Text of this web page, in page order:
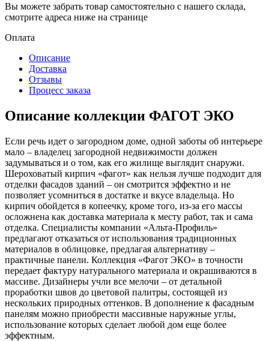
Вы можете забрать товар самостоятельно с нашего склада,
смотрите адреса ниже на странице
Оплата
Описание
Доставка
Отзывы
Процесс заказа
Описание коллекции ФАГОТ ЭКО
Если речь идет о загородном доме, одной заботы об интерьере
мало – владелец загородной недвижимости должен
задумываться и о том, как его жилище выглядит снаружи.
Шероховатый кирпич «фагот» как нельзя лучше подходит для
отделки фасадов зданий – он смотрится эффектно и не
позволяет усомниться в достатке и вкусе владельца. Но
кирпич обойдется в копеечку, кроме того, из-за его массы
осложнена как доставка материала к месту работ, так и сама
отделка. Специалисты компании «Альта-Профиль»
предлагают отказаться от использования традиционных
материалов в облицовке, предлагая альтернативу –
практичные панели. Коллекция «Фагот ЭКО» в точности
передает фактуру натурального материала и окрашиваются в
массиве. Дизайнеры учли все мелочи – от детальной
проработки швов до цветовой палитры, состоящей из
нескольких природных оттенков. В дополнение к фасадным
панелям можно приобрести массивные наружные углы,
использование которых сделает любой дом еще более
эффектным.